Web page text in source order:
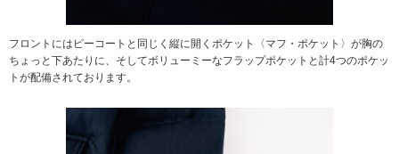
フロントにはピーコートと同じく縦に開くポケット〈マフ・ポケット〉が胸の
ちょっと下あたりに、そしてボリューミーなフラップポケットと計4つのポケッ
トが配備されております。